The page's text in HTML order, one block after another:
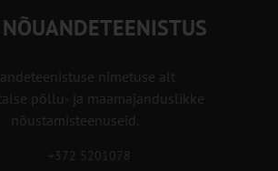
nimetuse alt
põllu- ja maamajanduslikke
nõustamisteenuseid.
+372 5201078